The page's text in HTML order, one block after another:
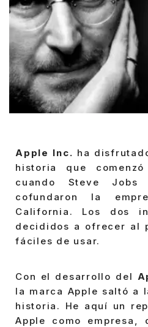
Apple Inc. ha
historia que
cuando Steve Jobs
cofundaron la
California. Los dos
decididos a ofrecer al
fáciles de usar.
Con el desarrollo del
la marca Apple saltó a
historia. He aquí un
Apple como empresa,